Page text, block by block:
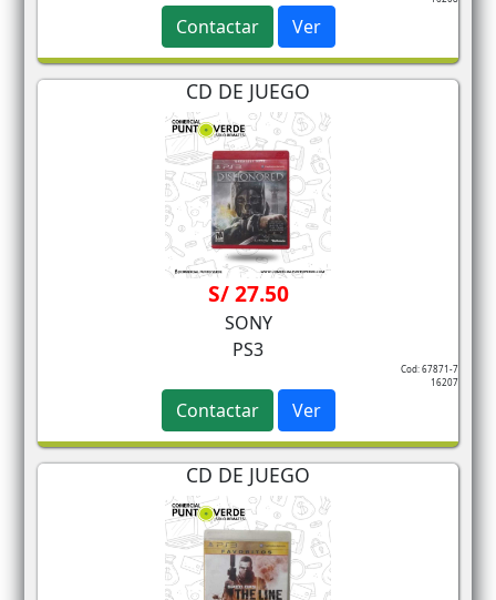
Contactar Ver
CD DE JUEGO
S/ 27.50
SONY
PS3
Cod: 67871-7
16207
Contactar Ver
CD DE JUEGO